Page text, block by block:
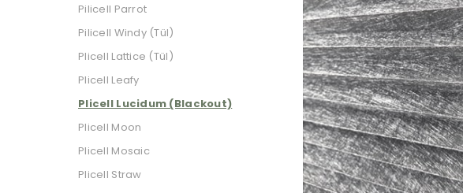
Pilicell Parrot
Pilicell Windy (Tül)
Plicell Lattice (Tül)
Plicell Leafy
Plicell Lucidum (Blackout)
Plicell Moon
Plicell Mosaic
Plicell Straw